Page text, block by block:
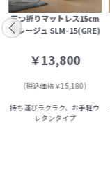
三つ折りマットレス15cm
グレージュ SLM-15(GRE)
￥13,800
(税込価格￥15,180)
持ち運びラクラク、お手軽ウ
レタンタイプ